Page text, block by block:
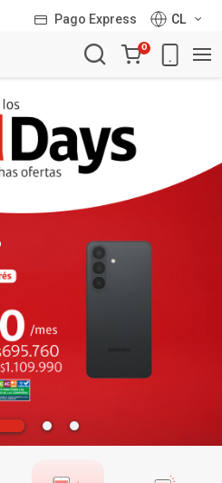
Pago Express
CL
Carro
de
0